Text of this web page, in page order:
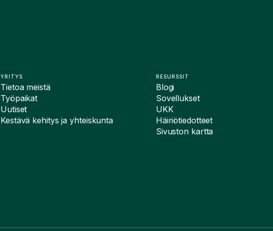
YRITYS
Tietoa meistä
Työpaikat
Uutiset
Kestävä kehitys ja yhteiskunta
RESURSSIT
Blogi
Sovellukset
UKK
Häiriötiedotteet
Sivuston kartta